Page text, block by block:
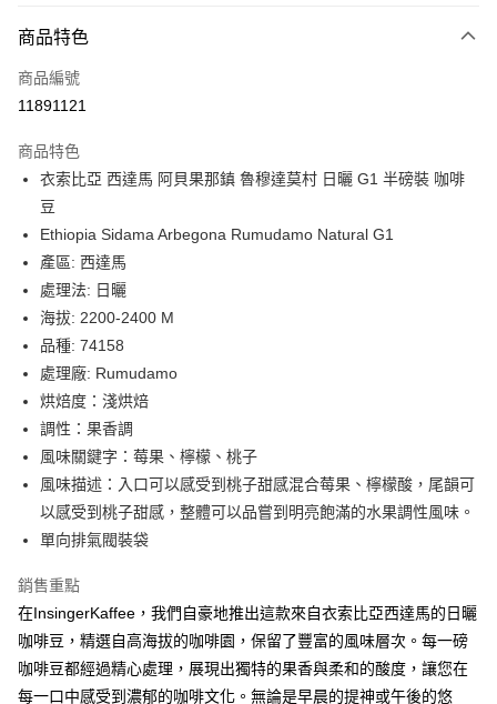
信用卡一次付款
超商取貨付款
Apple Pay
街口支付
悠遊付
Google Pay
全盈+PAY
AFTEE先享後付
相關說明
【關於「AFTEE先享後付」】
AFTEE先享後付是「在收到商品之後才付款」的支付方式。 讓您購物簡單
１．簡單：不需註冊會員、不需綁卡、不需儲值。
２．便利：只要手機號碼，簡訊認證，即可結帳。
３．安心：先確認商品／服務後，再付款。
１．於結帳方式選擇「AFTEE先享後付」後，將跳轉至「AFTEE先享後付」
結帳頁面，進行簡訊認證並確認金額後，即可完成結帳。
２．訂單成立數日內，您將收到繳費通知簡訊。
３．收到繳費通知簡訊後14天內，點擊此簡訊中的連結，可透過四大超商／
ATM／網路銀行／等多元方式進行付款，方視為交易完成。
※ 請注意：結帳手續完成當下不需立刻繳費，但若您需要取消訂單，請聯絡
Hami Point
相關說明
會員帳號後，即可在購物車使用 Hami Point 折抵消費金額 (1點等於1元)。
ATM付款
全家《咖啡豆》
每筆NT$60，滿NT$1,000(含以上)免運費
付款後全家取貨
商品特色
商品編號
11891121
商品特色
衣索比亞 西達馬 阿貝果那鎮 魯穆達莫村 日曬 G1 半磅裝 咖啡
豆
Ethiopia Sidama Arbegona Rumudamo Natural G1
產區: 西達馬
處理法: 日曬
海拔: 2200-2400 M
品種: 74158
處理廠: Rumudamo
烘焙度：淺烘焙
調性：果香調
風味關鍵字：莓果、檸檬、桃子
風味描述：入口可以感受到桃子甜感混合莓果、檸檬酸，尾韻可
以感受到桃子甜感，整體可以品嘗到明亮飽滿的水果調性風味。
單向排氣閥裝袋
銷售重點
在InsingerKaffee，我們自豪地推出這款來自衣索比亞西達馬的日曬
咖啡豆，精選自高海拔的咖啡園，保留了豐富的風味層次。每一磅
咖啡豆都經過精心處理，展現出獨特的果香與柔和的酸度，讓您在
每一口中感受到濃郁的咖啡文化。無論是早晨的提神或午後的悠